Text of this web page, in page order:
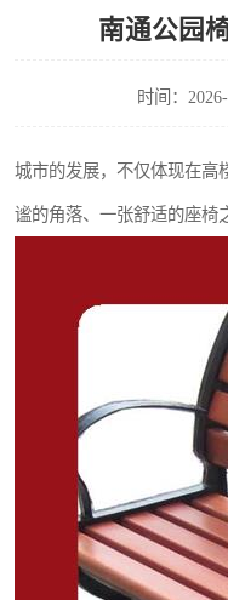
南通公园
时间：
城市的发展，不仅体现在高
谧的角落、一张舒适的座椅
移动厕所